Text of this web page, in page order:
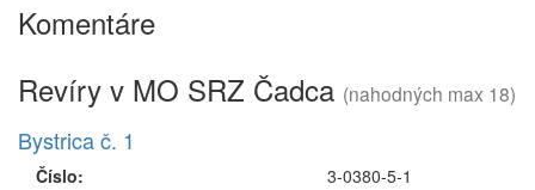
Komentáre
Revíry v MO SRZ Čadca (nahodných max 18)
Bystrica č. 1
Číslo:
3-0380-5-1